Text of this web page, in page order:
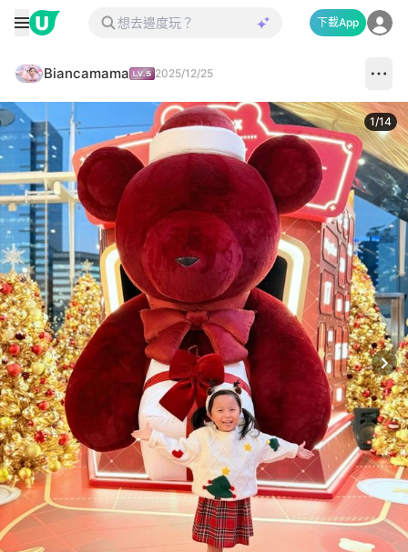
下載App
Biancamama 2025/12/25
1/14